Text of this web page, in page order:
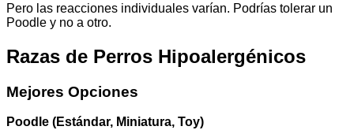
Pero las reacciones individuales varían. Podrías tolerar un
Poodle y no a otro.
Razas de Perros Hipoalergénicos
Mejores Opciones
Poodle (Estándar, Miniatura, Toy)